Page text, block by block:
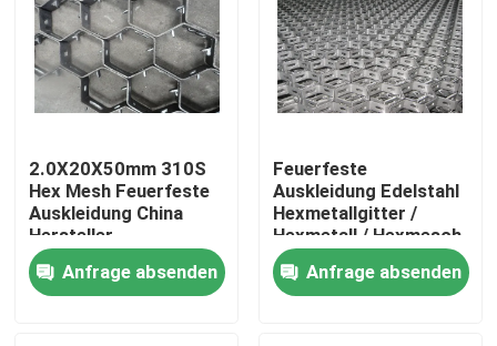
2.0X20X50mm 310S
Hex Mesh Feuerfeste
Auskleidung China
Hersteller
Anfrage absenden
Feuerfeste
Auskleidung Edelstahl
Hexmetallgitter /
Hexmetall / Hexmesch
Lieferant Form China
Anfrage absenden